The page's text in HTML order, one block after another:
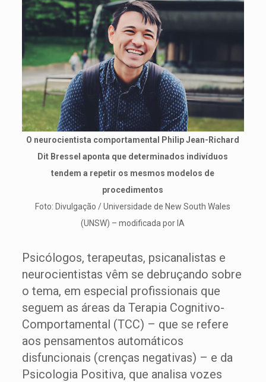
O neurocientista comportamental Philip Jean-Richard
Dit Bressel aponta que determinados indivíduos
tendem a repetir os mesmos modelos de
procedimentos
Foto: Divulgação / Universidade de New South Wales
(UNSW) – modificada por IA
Psicólogos, terapeutas, psicanalistas e
neurocientistas vêm se debruçando sobre
o tema, em especial profissionais que
seguem as áreas da Terapia Cognitivo-
Comportamental (TCC) – que se refere
aos pensamentos automáticos
disfuncionais (crenças negativas) – e da
Psicologia Positiva, que analisa vozes